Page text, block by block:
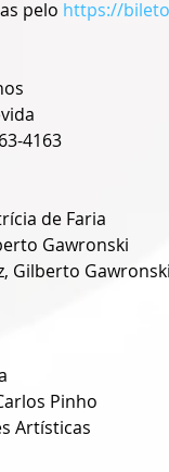
pelo https://
4163
de Faria
Gawronski
Gilberto
Pinho
Artísticas